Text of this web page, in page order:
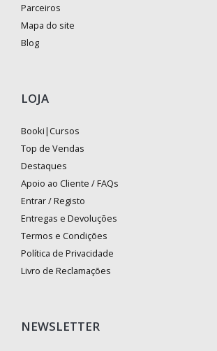
Parceiros
Mapa do site
Blog
LOJA
Booki|Cursos
Top de Vendas
Destaques
Apoio ao Cliente / FAQs
Entrar / Registo
Entregas e Devoluções
Termos e Condições
Política de Privacidade
Livro de Reclamações
NEWSLETTER